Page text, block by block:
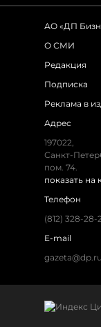
АО «ДП
О СМИ
Редакция
Подписка
Реклама в
Адрес
197022,
Санкт-
пом. 74.
показать на
Телефон
(812) 328-28-
E-mail
gazeta@dp.ru